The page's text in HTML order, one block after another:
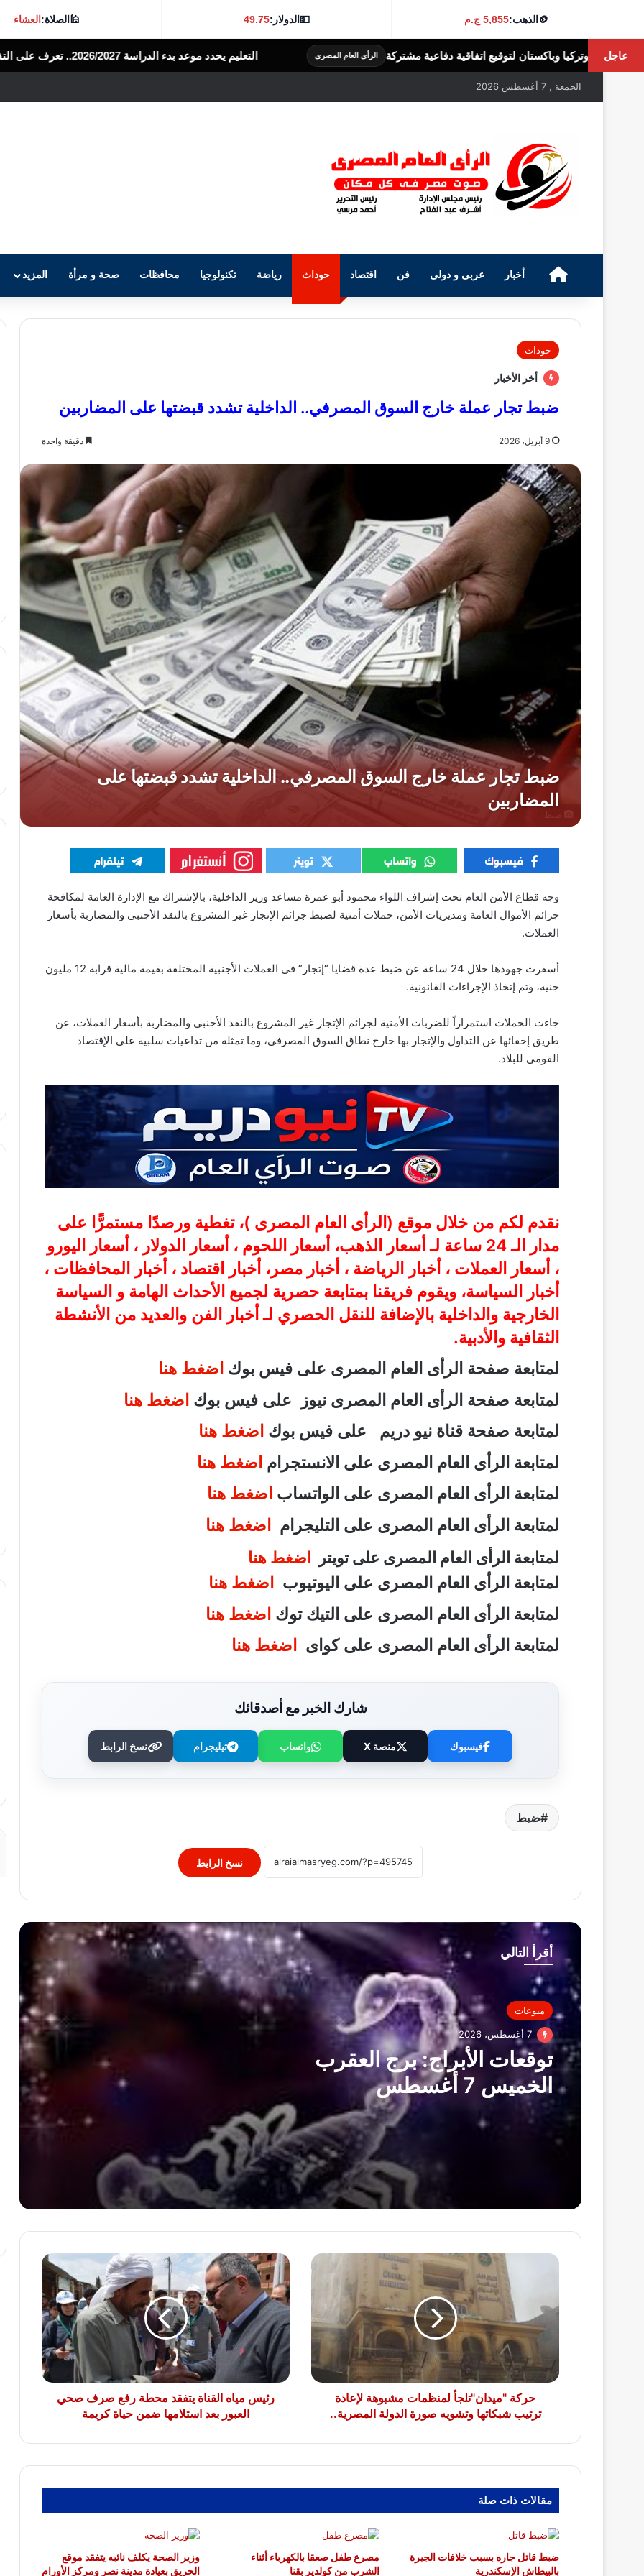
🪙الذهب:5,855 ج.م 💵الدولار:49.75
🕌الصلاة:العشاء
عاجلاتفاقية دفاعية مشتركة الرأى العام المصرى التعليم يحدد موعد بدء الدراسة 2026/2027.. تعرف على التفاصيل الرأى العام المصرى
الجمعة , 7 أغسطس 2026
الرئيسيةأخبار عربى و دولى فن اقتصاد حوداث رياضة تكنولوجيا محافظات صحة و مرأة المزيد
حوداث
أخر الأخبار
ضبط تجار عملة خارج السوق المصرفي.. الداخلية تشدد قبضتها على المضاربين
9 أبريل، 2026 دقيقة واحدة
وجه قطاع الأمن العام تحت إشراف اللواء محمود أبو عمرة مساعد وزير الداخلية، بالإشتراك مع الإدارة العامة لمكافحة
جرائم الأموال العامة ومديريات الأمن، حملات أمنية لضبط جرائم الإتجار غير المشروع بالنقد الأجنبى والمضاربة بأسعار
العملات.
أسفرت جهودها خلال 24 ساعة عن ضبط عدة قضايا “إتجار” فى العملات الأجنبية المختلفة بقيمة مالية قرابة 12 مليون
جنيه، وتم إتخاذ الإجراءات القانونية.
جاءت الحملات استمراراً للضربات الأمنية لجرائم الإتجار غير المشروع بالنقد الأجنبى والمضاربة بأسعار العملات، عن
طريق إخفائها عن التداول والإتجار بها خارج نطاق السوق المصرفى، وما تمثله من تداعيات سلبية على الإقتصاد
القومى للبلاد.
نقدم لكم من خلال موقع ( الرأى العام المصرى )، تغطية ورصدًا مستمرًّا على
مدار الـ 24 ساعة لـ أسعار الذهب، أسعار اللحوم ، أسعار الدولار ، أسعار اليورو
، أسعار العملات ، أخبار الرياضة ، أخبار مصر، أخبار اقتصاد ، أخبار المحافظات ،
أخبار السياسة، ويقوم فريقنا بمتابعة حصرية لجميع الأحداث الهامة و السياسة
الخارجية والداخلية بالإضافة للنقل الحصري لـ أخبار الفن والعديد من الأنشطة
الثقافية والأدبية.
لمتابعة صفحة الرأى العام المصرى على فيس بوك اضغط هنا
لمتابعة صفحة الرأى العام المصرى نيوز على فيس بوك اضغط هنا
لمتابعة صفحة قناة نيو دريم على فيس بوك اضغط هنا
لمتابعة الرأى العام المصرى على الانستجرام اضغط هنا
لمتابعة الرأى العام المصرى على الواتساب اضغط هنا
لمتابعة الرأى العام المصرى على التليجرام
اضغط هنا
لمتابعة الرأى العام المصرى على تويتر اضغط هنا
لمتابعة الرأى العام المصرى على اليوتيوب
اضغط هنا
لمتابعة الرأى العام المصرى على التيك توك اضغط هنا
لمتابعة الرأى العام المصرى على كواى
اضغط هنا
شارك الخبر مع أصدقائك
فيسبوك منصة X واتساب تيليجرام نسخ الرابط
ضبط
نسخ الرابط
أقرأ التالي
منوعات
7 أغسطس، 2026
توقعات الأبراج: برج العقرب
الخميس 7 أغسطس
رحيل عروس الشرقية في ليلة العمر.. ما
أسباب حدوث السكتة القلبية المفاجئة؟
الإعدام وهتك العرض.. 5 سبتمبر يحسم
ضبط عملات أجنبية بالسوق السوداء بقيمة 3
نجاح قضائى يرسخ مبدأ حماية الأطفال داخل
المؤسسات التعليمية.. عن “برلماني”
انتشال جثة غريق مجهول الهوية من نهر
تفاصيل إحالة منتحل صفة قاضٍ للمحاكمة
العاجلة بعد النصب على مواطنين
مصرع شخص وإصابة 9 آخرين فى انقلاب
سيارة ربع نقل بالطريق الأوسطى
حركة
مشبوهة
لإعادة
ترتيب
وتشويه
صورة
المصرية..
حركة "ميدان"تلجأ لمنظمات مشبوهة لإعادة
ترتيب شبكاتها وتشويه صورة الدولة المصرية..
رئيس
مياه
القناة
يتفقد
محطة
رفع
صرف
صحي
العبور
حياة
رئيس مياه القناة يتفقد محطة رفع صرف صحي
العبور بعد استلامها ضمن حياة كريمة
مقالات ذات صلة
ضبط قاتل جاره بسبب خلافات الجيرة
بالبيطاش الإسكندرية
مصرع طفل صعقا بالكهرباء أثناء
الشرب من كولدير بقنا
وزير الصحة يكلف نائبه يتفقد موقع
الحريق بعيادة مدينة نصر ومركز الأورام